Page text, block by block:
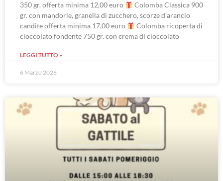
350 gr. offerta minima 12,00 euro
Colomba Classica 900
gr. con mandorle, granella di zucchero, scorze d’arancio
candite offerta minima 17,00 euro
Colomba ricoperta di
cioccolato fondente 750 gr. con crema di cioccolato
LEGGI TUTTO »
6 Marzo 2026